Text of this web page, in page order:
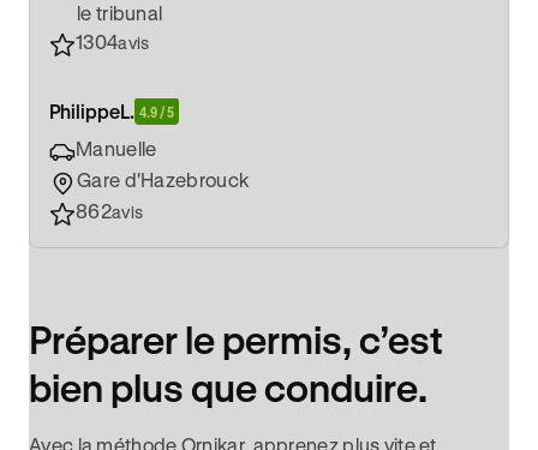
le tribunal
1304avis
PhilippeL. 4.9 / 5
Manuelle
Gare d'Hazebrouck
862avis
Préparer le permis, c’est
bien plus que conduire.
Avec la méthode Ornikar, apprenez plus vite et